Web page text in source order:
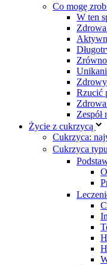
Co mogę
W ten
Rzucić
Zespół
Życie z cukrzycą
Cukrzyca:
Cukrzyca